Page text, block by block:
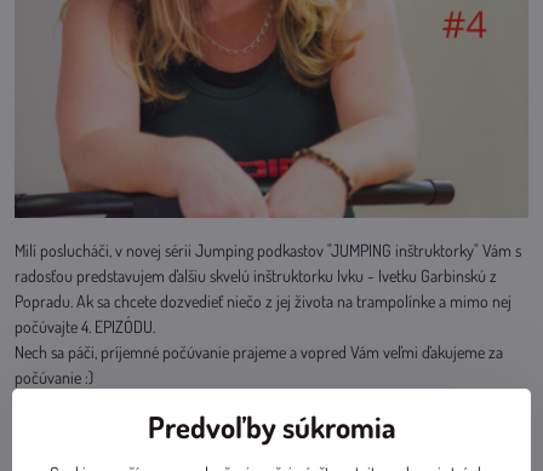
Milí poslucháči, v novej sérii Jumping podkastov "JUMPING inštruktorky" Vám s
radosťou predstavujem ďalšiu skvelú inštruktorku Ivku - Ivetku Garbinskú z
Popradu. Ak sa chcete dozvedieť niečo z jej života na trampolínke a mimo nej
počúvajte 4. EPIZÓDU.
Nech sa páči, príjemné počúvanie prajeme a vopred Vám veľmi ďakujeme za
počúvanie :)
Predvoľby súkromia